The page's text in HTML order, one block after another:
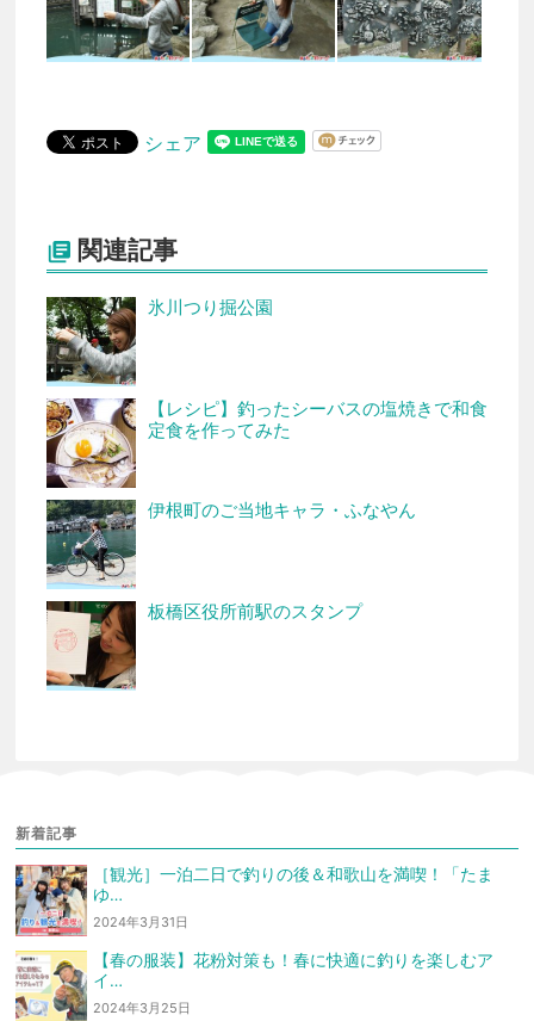
シェア
 関連記事
氷川つり掘公園
【レシピ】釣ったシーバスの塩焼きで和食
定食を作ってみた
伊根町のご当地キャラ・ふなやん
板橋区役所前駅のスタンプ
新着記事
［観光］一泊二日で釣りの後＆和歌山を満喫！「たま
ゆ…
2024年3月31日
【春の服装】花粉対策も！春に快適に釣りを楽しむア
イ…
2024年3月25日